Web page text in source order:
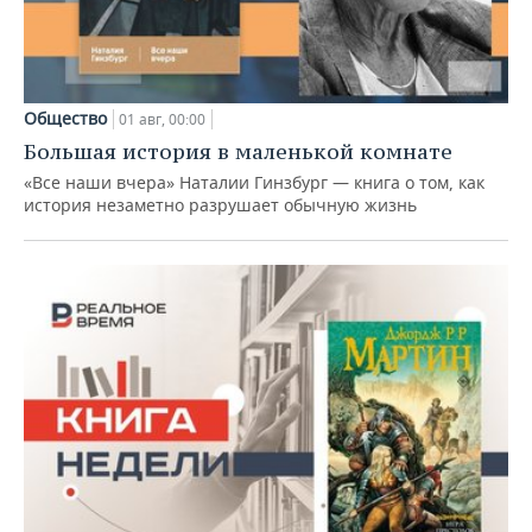
Общество 01 авг, 00:00
Большая история в маленькой комнате
«Все наши вчера» Наталии Гинзбург — книга о том, как
история незаметно разрушает обычную жизнь